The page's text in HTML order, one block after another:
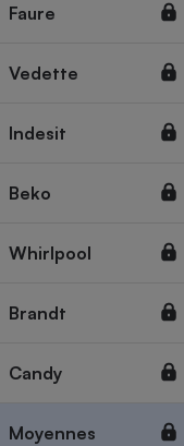
Faure
Vedette
Indesit
Beko
Whirlpool
Brandt
Candy
Moyennes